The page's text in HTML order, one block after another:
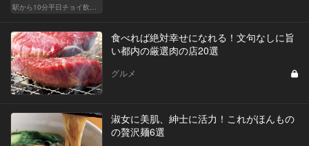
駅から10分平日チョイ飲みグルメ
食べれば絶対幸せになれる！文句なしに旨
い都内の厳選肉の店20選
グルメ
淑女に美肌、紳士に活力！これがほんもの
の贅沢麺6選